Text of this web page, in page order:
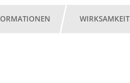
WIRKSAMKEIT